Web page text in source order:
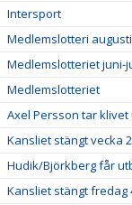
Intersport
Medlemslotteri augusti
Medlemslotteriet juni-
Medlemslotteriet
Axel Persson tar klivet
Kansliet stängt vecka
Hudik/Björkberg får
Kansliet stängt fredag